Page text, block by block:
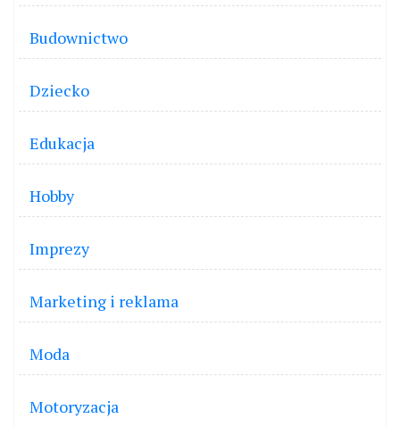
Budownictwo
Dziecko
Edukacja
Hobby
Imprezy
Marketing i reklama
Moda
Motoryzacja